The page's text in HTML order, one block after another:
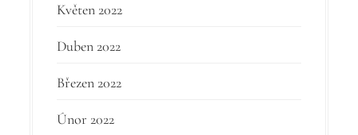
Květen 2022
Duben 2022
Březen 2022
Únor 2022